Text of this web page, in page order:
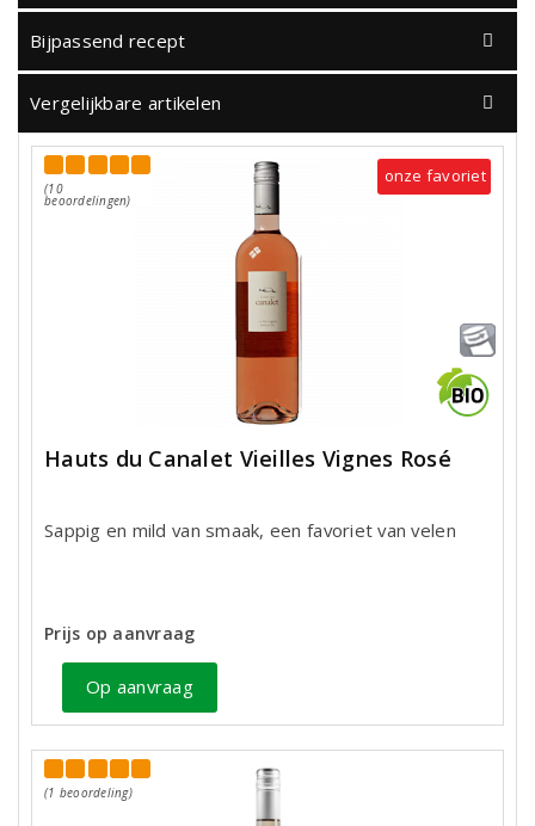
Bijpassend recept
Vergelijkbare artikelen
(10
beoordelingen)
onze favoriet
Hauts du Canalet Vieilles Vignes Rosé
Sappig en mild van smaak, een favoriet van velen
Prijs op aanvraag
Op aanvraag
(1 beoordeling)